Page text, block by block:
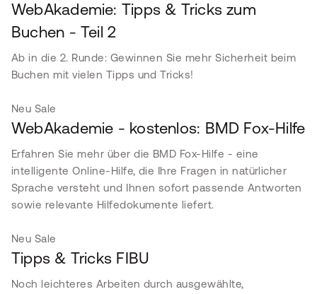
WebAkademie: Tipps & Tricks zum
Buchen - Teil 2
Ab in die 2. Runde: Gewinnen Sie mehr Sicherheit beim
Buchen mit vielen Tipps und Tricks!
Neu Sale
WebAkademie - kostenlos: BMD Fox-Hilfe
Erfahren Sie mehr über die BMD Fox-Hilfe - eine
intelligente Online-Hilfe, die Ihre Fragen in natürlicher
Sprache versteht und Ihnen sofort passende Antworten
sowie relevante Hilfedokumente liefert.
Neu Sale
Tipps & Tricks FIBU
Noch leichteres Arbeiten durch ausgewählte,